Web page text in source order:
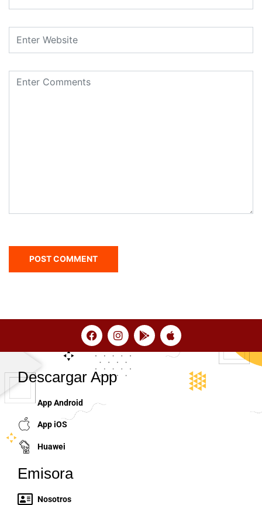
Descargar App
App Android
App iOS
Huawei
Emisora
Nosotros